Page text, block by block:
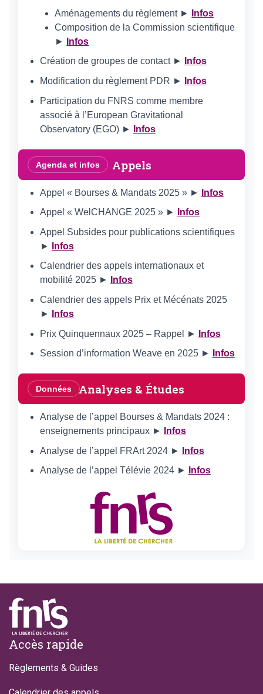
Aménagements du règlement ►
Infos
Composition de la Commission scientifique
►
Infos
Création de groupes de contact ►
Infos
Modification du règlement PDR ►
Infos
Participation du FNRS comme membre
associé à l’European Gravitational
Observatory (EGO) ►
Infos
Agenda et infos Appels
Appel « Bourses & Mandats 2025 » ►
Infos
Appel « WelCHANGE 2025 » ►
Infos
Appel Subsides pour publications scientifiques
►
Infos
Calendrier des appels internationaux et
mobilité 2025 ►
Infos
Calendrier des appels Prix et Mécénats 2025
►
Infos
Prix Quinquennaux 2025 – Rappel ►
Infos
Session d’information Weave en 2025 ►
Infos
Données Analyses & Études
Analyse de l’appel Bourses & Mandats 2024 :
enseignements principaux ►
Infos
Analyse de l’appel FRArt 2024 ►
Infos
Analyse de l’appel Télévie 2024 ►
Infos
Footer
Accès rapide
Règlements & Guides